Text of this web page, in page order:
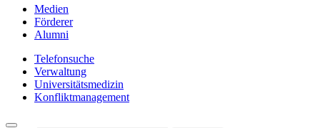
Medien
Förderer
Alumni
Telefonsuche
Verwaltung
Universitätsmedizin
Konfliktmanagement